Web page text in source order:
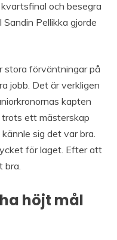
och besegra
Pellikka gjorde
stora förväntningar på
jobb. Det är verkligen
kapten
trots ett mästerskap
sig det var bra.
för laget. Efter att
bra.
höjt mål